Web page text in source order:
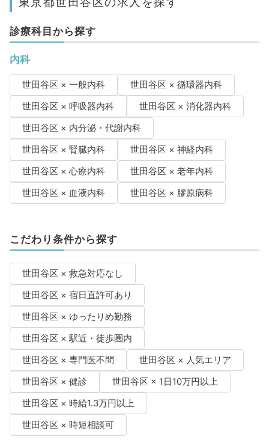
診療科目から探す
内科
世田谷区 × 一般内科
世田谷区 × 循環器内科
世田谷区 × 呼吸器内科
世田谷区 × 消化器内科
世田谷区 × 内分泌・代謝内科
世田谷区 × 腎臓内科
世田谷区 × 神経内科
世田谷区 × 心療内科
世田谷区 × 老年内科
世田谷区 × 血液内科
世田谷区 × 膠原病科
こだわり条件から探す
世田谷区 × 救急対応なし
世田谷区 × 宿日直許可あり
世田谷区 × ゆったりめ勤務
世田谷区 × 駅近・徒歩圏内
世田谷区 × 専門医不問
世田谷区 × 人気エリア
世田谷区 × 健診
世田谷区 × 1日10万円以上
世田谷区 × 時給1.3万円以上
世田谷区 × 時短相談可